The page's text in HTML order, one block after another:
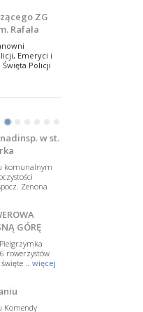
ZG
Rafała
Emeryci i
Policji
nie może
raz kolejny
uderzają
zmian
..
więcej
2. Walka
red.
umorzone.
•• • •••
NSZZ
Laskowski z
Jorku, o
HOŁD ST.
Mar
w st.
komunalnym
Zenona
GÓRĘ
rowerzystów
.. więcej
Komendy